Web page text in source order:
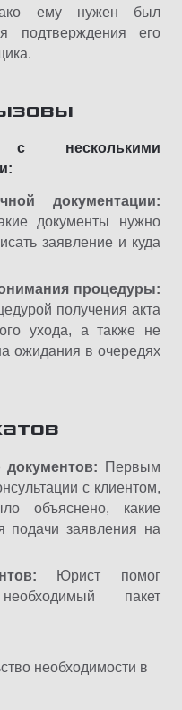
ему нужен был
подтверждения его
с несколькими
документации:
документы нужно
заявление и куда
процедуры:
получения акта
ухода, а также не
ожидания в очередях
документов: Первым
с клиентом,
объяснено, какие
подачи заявления на
Юрист помог
пакет
необходимости в